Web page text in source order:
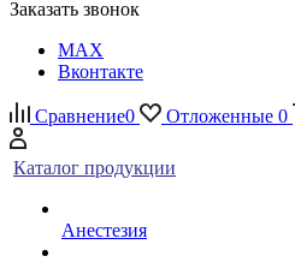
Заказать звонок
MAX
Вконтакте
Сравнение0 Отложенные 0
Каталог продукции
Анестезия